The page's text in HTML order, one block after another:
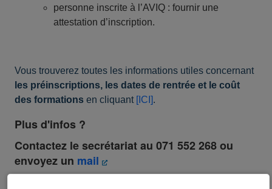
personne inscrite à l’AVIQ : fournir une
attestation d’inscription.
Vous trouverez toutes les informations utiles concernant
les préinscriptions, les dates de rentrée et le coût
des formations en cliquant [ICI].
Plus d'infos ?
Contactez le secrétariat au 071 552 268 ou
envoyez un mail